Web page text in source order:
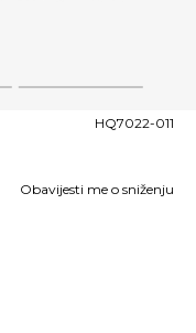
3
HQ7022-011
Obavijesti me o sniženju